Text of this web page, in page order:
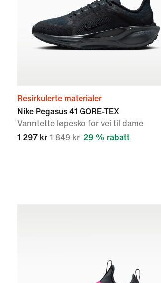
Resirkulerte materialer
Nike Pegasus 41 GORE-TEX
Vanntette løpesko for vei til dame
1 297 kr 1 849 kr 29 % rabatt